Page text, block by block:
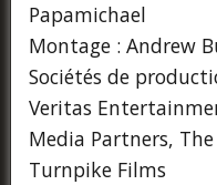
Papamichael
Montage : Andrew
Sociétés de
Veritas
Media Partners,
Turnpike Films